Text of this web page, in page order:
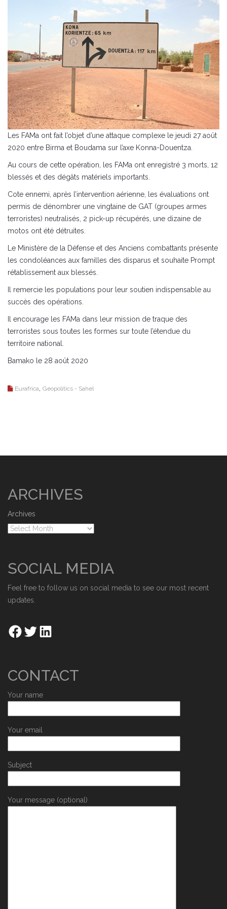
Les FAMa ont fait l’objet d’une attaque complexe le jeudi 27 août
2020 entre Birma et Boudama sur l’axe Konna-Douentza.
Au cours de cette opération, les FAMa ont enregistré 3 morts, 12
blessés et des dégâts matériels importants.
Cote ennemi, après l’intervention aérienne, les évaluations ont
permis de dénombrer une vingtaine de GAT (groupes armes
terroristes) neutralisés, 2 pick-up récupérés, une dizaine de
motos ont été détruites.
Le Ministère de la Défense et des Anciens combattants présente
les condoléances aux familles des disparus et souhaite Prompt
rétablissement aux blessés.
Il remercie les populations pour leur soutien indispensable au
succès des opérations.
Il encourage les FAMa dans leur mission de traque des
terroristes sous toutes les formes sur toute l’étendue du
territoire national.
Bamako le 28 août 2020
Eurafrica Geopolitics - Sahel
ARCHIVES
Archives
SOCIAL MEDIA
Feel free to follow us on social media to see our most recent
updates.
CONTACT
Your name
Your email
Subject
Your message (optional)